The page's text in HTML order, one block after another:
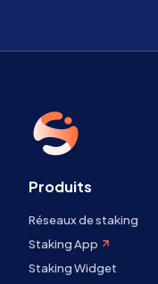
Produits
Réseaux de staking
Staking App
Staking Widget